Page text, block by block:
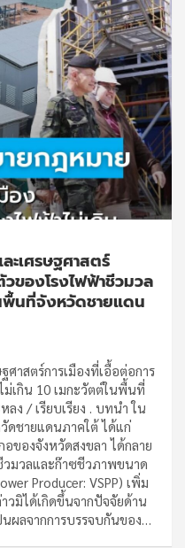
ะเศรษฐศาสตร์
ของโรงไฟฟ้าชีวมวล
พื้นที่จังหวัดชายแดน
ศาสตร์การเมืองที่เอื้อต่อการ
เกิน 10 เมกะวัตต์ในพื้นที่
ลง / เรียบเรียง . บทนำ ใน
ดชายแดนภาคใต้ ได้แก่
ของจังหวัดสงขลา ได้กลาย
มวลและก๊าซชีวภาพขนาด
Producer: VSPP) เพิ่ม
วมิได้เกิดขึ้นจากปัจจัยด้าน
นผลจากการบรรจบกันของ…